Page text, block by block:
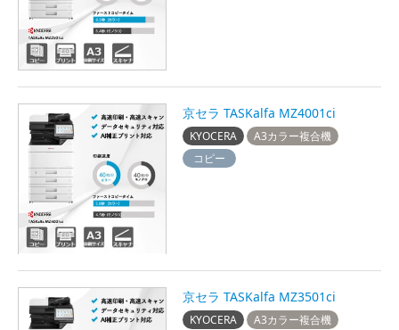
京セラ TASKalfa MZ4001ci
KYOCERA
A3カラー複合機
コピー
京セラ TASKalfa MZ3501ci
KYOCERA A3カラー複合機